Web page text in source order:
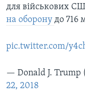
для військових
на оборону до 716
pic.twitter.com/
— Donald J. Trump
22, 2018